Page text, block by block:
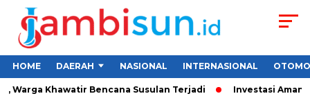
HOME DAERAH NASIONAL INTERNASIONAL
Khawatir Bencana Susulan Terjadi Investasi Aman